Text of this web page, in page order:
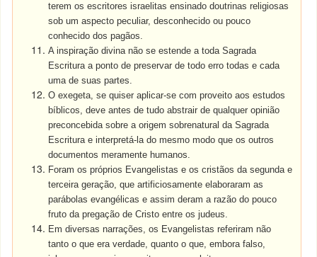
terem os escritores israelitas ensinado doutrinas religiosas
sob um aspecto peculiar, desconhecido ou pouco
conhecido dos pagãos.
A inspiração divina não se estende a toda Sagrada
Escritura a ponto de preservar de todo erro todas e cada
uma de suas partes.
O exegeta, se quiser aplicar-se com proveito aos estudos
bíblicos, deve antes de tudo abstrair de qualquer opinião
preconcebida sobre a origem sobrenatural da Sagrada
Escritura e interpretá-la do mesmo modo que os outros
documentos meramente humanos.
Foram os próprios Evangelistas e os cristãos da segunda e
terceira geração, que artificiosamente elaboraram as
parábolas evangélicas e assim deram a razão do pouco
fruto da pregação de Cristo entre os judeus.
Em diversas narrações, os Evangelistas referiram não
tanto o que era verdade, quanto o que, embora falso,